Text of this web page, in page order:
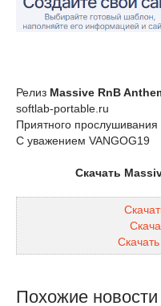
Релиз Massive RnB
softlab-portable.ru
Приятного прослушивания
С уважением VANGOG19
Скачать
Похожие новости